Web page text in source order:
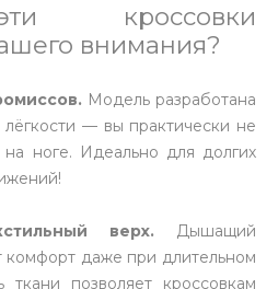
кроссовки
внимания?
Модель разработана
— вы практически не
ноге. Идеально для долгих
верх. Дышащий
комфорт даже при длительном
ткани позволяет кроссовкам